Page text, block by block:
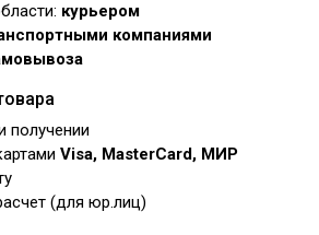
курьером
компаниями
получении
Visa, MasterCard, МИР
(для юр.лиц)